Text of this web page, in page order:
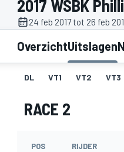
2017 WSBK
24 feb 2017 tot 26 feb
OverzichtUitslagen
DL VT1 VT2 VT3
RACE 2
POS RIJDER